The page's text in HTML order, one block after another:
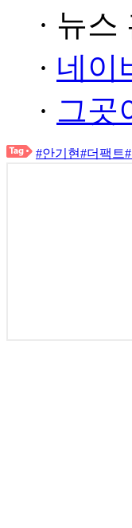
· 뉴
· 네이
· 그곳
#안기현#더팩트